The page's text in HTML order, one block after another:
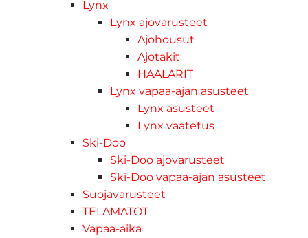
Lynx
Lynx ajovarusteet
Ajohousut
Ajotakit
HAALARIT
Lynx vapaa-ajan asusteet
Lynx asusteet
Lynx vaatetus
Ski-Doo
Ski-Doo ajovarusteet
Ski-Doo vapaa-ajan asusteet
Suojavarusteet
TELAMATOT
Vapaa-aika